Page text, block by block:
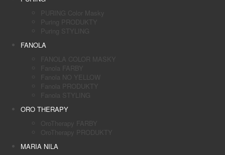
PURING Color Masky
Puring PRODUKTY
Puring STYLING
FANOLA
FANOLA COLOR MASKY
Fanola FARBY
Fanola NO YELLOW
Fanola PRODUKTY
Fanola STYLING
ORO THERAPY
OroTherapy FARBY
OroTherapy PRODUKTY
MARIA NILA